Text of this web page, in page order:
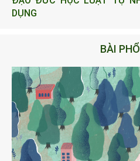
DỤNG
BÀI